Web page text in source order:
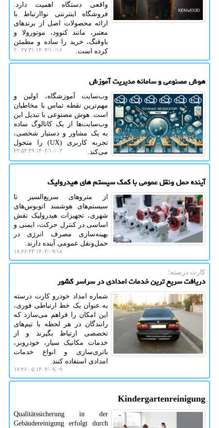
واقعی دستگاه اهمیت دارد.
فروشگاه اینترنتی نواارتباط با
ارائه محصولات اصل از برندهای
معتبر، مانند کنوود، موتورولا و
باوفنگ، خرید را ساده و مطمئن
کرده است.
۱۴۰۴/۱۰/۱۶ ۲۰:۲۷:۳۱
هوش مصنوعی و سامانه مدیریت آموزش
وب‌سایت آموزشگاه، اولین و
مهم‌ترین نقطه تماس با مخاطبان
است. هوش مصنوعی با تبدیل این
وب‌سایت‌ها از یک کاتالوگ ساده
به یک مشاور و دستیار شخصی،
تجربه کاربری (UX) را متحول
می‌کند.
۱۴۰۴/۱۰/۰۳ ۲۲:۵۴:۴۹
آینده حمل ونقل عمومی با کمک سیستم های هیدرولیک
از متروهای سریع‌السیر تا
سیستم‌های هوشمند اتوبوس‌های
شهری، تجهیزات هیدرولیک نقش
اساسی در کنترل حرکت، ایمنی و
بهینه‌سازی مصرف انرژی در
حمل‌ونقل عمومی آینده دارند.
۱۴۰۴/۰۹/۱۸ ۱۸:۲۶:۴۳
کارت درسته؛
دریافت سریع ترین خدمات امدادی در سراسر کشور
شماره امداد خودرو کارت درسته
به عنوان یک خط ارتباطی فوری،
این امکان را فراهم می‌سازد که
رانندگان در هر لحظه با تیم‌های
تخصصی ارتباط بگیرند و از
خدمات مکانیک سیار، خودروبر،
باتری‌سازی و انواع خدمات
امدادی استفاده کنند.
۱۴۰۴/۰۹/۰۹ ۱۷:۲۶:۰۵
Kindergartenreinigung
Qualitätssicherung in der
Gebäudereinigung erfolgt durch